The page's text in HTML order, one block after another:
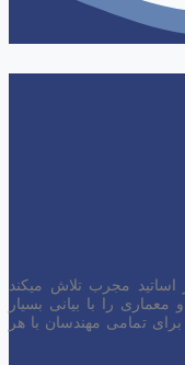
اساتید مجرب تلاش میکند
را با بیانی بسیار
تمامی مهندسان با هر